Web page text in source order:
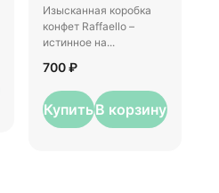
Изысканная коробка
конфет Raffaello –
истинное на...
700 ₽
КупитьВ корзину